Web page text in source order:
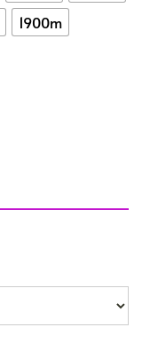
1900m